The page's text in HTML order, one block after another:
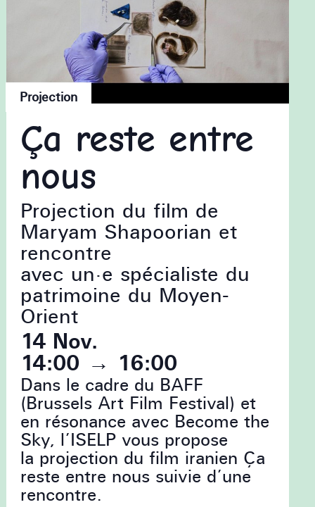
Projection
Ça reste entre
nous
Projection du film de
Maryam Shapoorian et
rencontre
avec un·e spécialiste du
patrimoine du Moyen-
Orient
14 Nov.
14:00 → 16:00
Dans le cadre du BAFF
(Brussels Art Film Festival) et
en résonance avec Become the
Sky, l’ISELP vous propose
la projection du film iranien Ça
reste entre nous suivie d’une
rencontre.